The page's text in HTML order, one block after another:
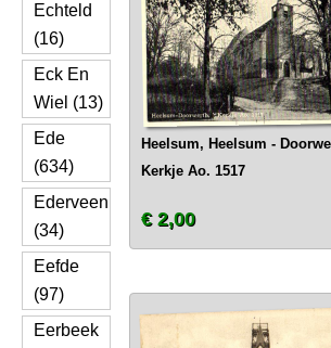
Echteld
(16)
Eck En
Wiel (13)
Ede
(634)
Ederveen
(34)
Eefde
(97)
Eerbeek
Heelsum, Heelsum -
Kerkje Ao. 1517
€ 2,00